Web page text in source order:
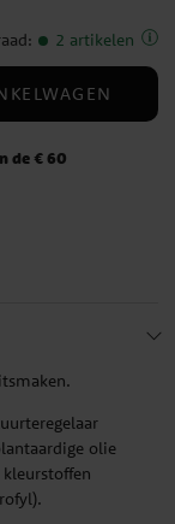
: 2 artikelen
de € 60
olie